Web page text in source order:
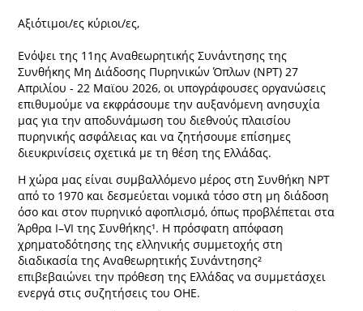
Αξιότιμοι/ες κύριοι/ες,
Ενόψει της 11ης Αναθεωρητικής Συνάντησης της
Συνθήκης Μη Διάδοσης Πυρηνικών Όπλων (NPT) 27
Απριλίου - 22 Μαϊου 2026, οι υπογράφουσες οργανώσεις
επιθυμούμε να εκφράσουμε την αυξανόμενη ανησυχία
μας για την αποδυνάμωση του διεθνούς πλαισίου
πυρηνικής ασφάλειας και να ζητήσουμε επίσημες
διευκρινίσεις σχετικά με τη θέση της Ελλάδας.
Η χώρα μας είναι συμβαλλόμενο μέρος στη Συνθήκη NPT
από το 1970 και δεσμεύεται νομικά τόσο στη μη διάδοση
όσο και στον πυρηνικό αφοπλισμό, όπως προβλέπεται στα
Άρθρα Ι–VI της Συνθήκης¹. Η πρόσφατη απόφαση
χρηματοδότησης της ελληνικής συμμετοχής στη
διαδικασία της Αναθεωρητικής Συνάντησης²
επιβεβαιώνει την πρόθεση της Ελλάδας να συμμετάσχει
ενεργά στις συζητήσεις του ΟΗΕ.